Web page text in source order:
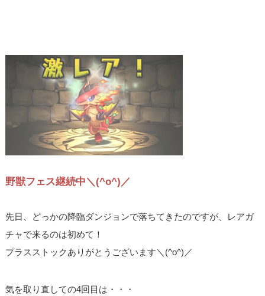
野獣フェス継続中＼(^o^)／
先日、どっかの降臨ダンジョンで落ちてきたのですが、レアガ
チャで来るのは初めて！
プラスストックありがとうございます＼(^o^)／
気を取り直しての4回目は・・・